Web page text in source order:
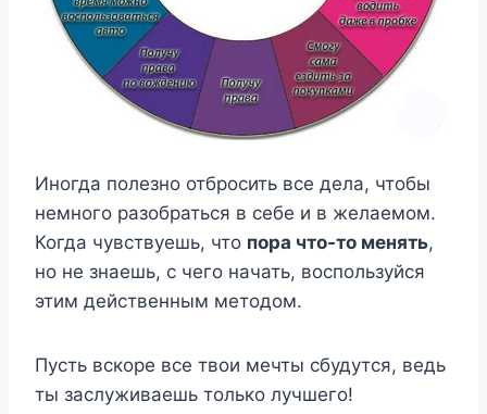
Иногда полезно отбросить все дела, чтобы
немного разобраться в себе и в желаемом.
Когда чувствуешь, что пора что-то менять,
но не знаешь, с чего начать, воспользуйся
этим действенным методом.
Пусть вскоре все твои мечты сбудутся, ведь
ты заслуживаешь только лучшего!